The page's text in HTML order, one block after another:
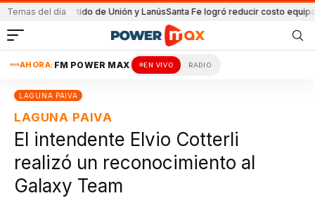
Temas del día
en el partido de Unión y Lanús Santa Fe logró reducir costo
AHORA: FM POWER MAX EN VIVO RADIO
LAGUNA PAIVA
LAGUNA PAIVA
El intendente Elvio Cotterli
realizó un reconocimiento al
Galaxy Team